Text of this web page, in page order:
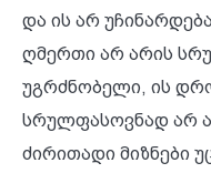
და ის არ
ღმერთი არ არის
უგრძნობელი, ის
სრულფასოვნად არ
ძირითადი მიზნები